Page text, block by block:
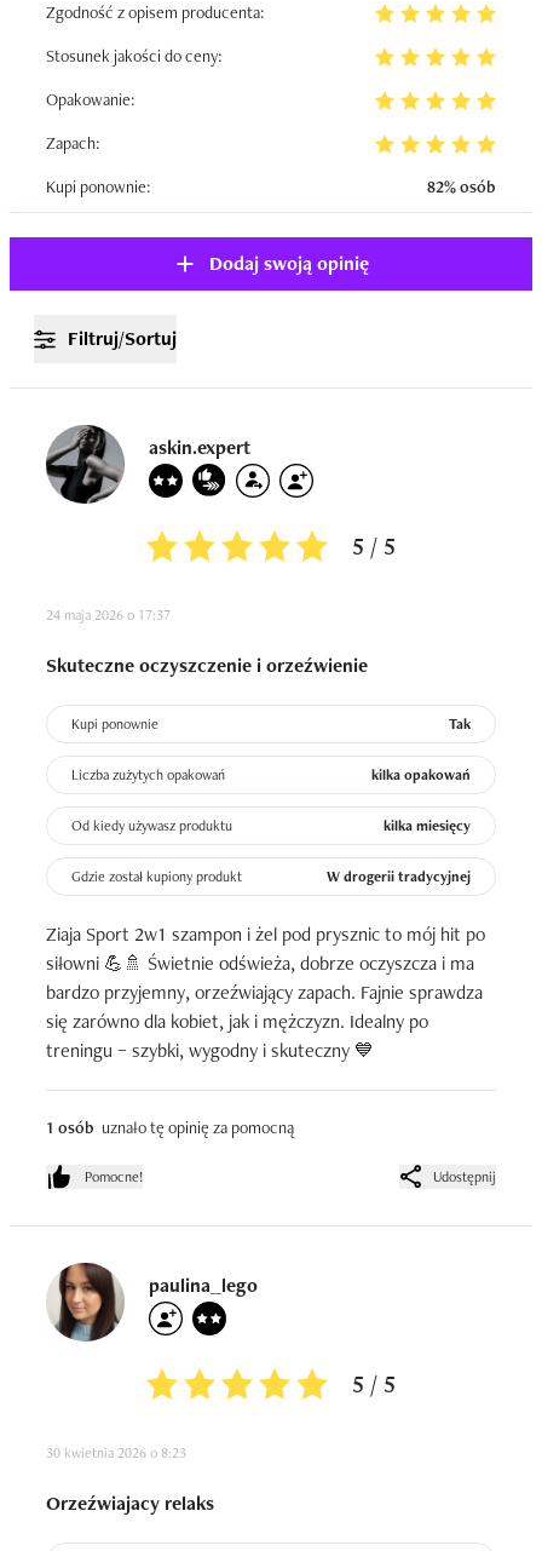
Zgodność z opisem producenta:
Stosunek jakości do ceny:
Opakowanie:
Zapach:
Kupi ponownie:
82% osób
Dodaj swoją opinię
Filtruj/Sortuj
askin.expert
5 / 5
24 maja 2026 o 17:37
Skuteczne oczyszczenie i orzeźwienie
Kupi ponownie Tak
Liczba zużytych opakowań kilka opakowań
Od kiedy używasz produktu kilka miesięcy
Gdzie został kupiony produkt W drogerii tradycyjnej
Ziaja Sport 2w1 szampon i żel pod prysznic to mój hit po
siłowni 💪🚿 Świetnie odświeża, dobrze oczyszcza i ma
bardzo przyjemny, orzeźwiający zapach. Fajnie sprawdza
się zarówno dla kobiet, jak i mężczyzn. Idealny po
treningu – szybki, wygodny i skuteczny 💙
1 osób uznało tę opinię za pomocną
Pomocne! Udostępnij
paulina_lego
5 / 5
30 kwietnia 2026 o 8:23
Orzeźwiajacy relaks